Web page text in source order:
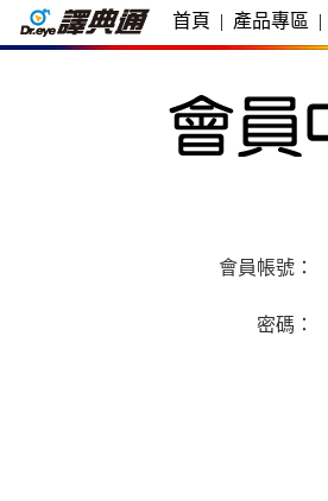
首頁 | 產品專區 |
會員帳號：
密碼：